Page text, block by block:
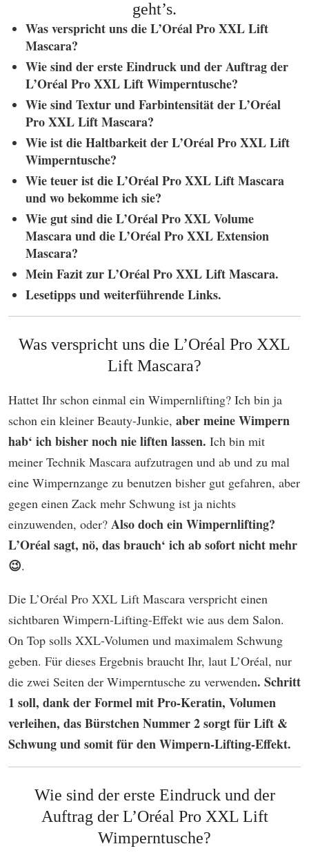
geht’s.
Was verspricht uns die L’Oréal Pro XXL Lift
Mascara?
Wie sind der erste Eindruck und der Auftrag der
L’Oréal Pro XXL Lift Wimperntusche?
Wie sind Textur und Farbintensität der L’Oréal
Pro XXL Lift Mascara?
Wie ist die Haltbarkeit der L’Oréal Pro XXL Lift
Wimperntusche?
Wie teuer ist die L’Oréal Pro XXL Lift Mascara
und wo bekomme ich sie?
Wie gut sind die L’Oréal Pro XXL Volume
Mascara und die L’Oréal Pro XXL Extension
Mascara?
Mein Fazit zur L’Oréal Pro XXL Lift Mascara.
Lesetipps und weiterführende Links.
Was verspricht uns die L’Oréal Pro XXL
Lift Mascara?
Hattet Ihr schon einmal ein Wimpernlifting? Ich bin ja
schon ein kleiner Beauty-Junkie, aber meine Wimpern
hab‘ ich bisher noch nie liften lassen. Ich bin mit
meiner Technik Mascara aufzutragen und ab und zu mal
eine Wimpernzange zu benutzen bisher gut gefahren, aber
gegen einen Zack mehr Schwung ist ja nichts
einzuwenden, oder? Also doch ein Wimpernlifting?
L’Oréal sagt, nö, das brauch‘ ich ab sofort nicht mehr
😉.
Die L’Oréal Pro XXL Lift Mascara verspricht einen
sichtbaren Wimpern-Lifting-Effekt wie aus dem Salon.
On Top solls XXL-Volumen und maximalem Schwung
geben. Für dieses Ergebnis braucht Ihr, laut L’Oréal, nur
die zwei Seiten der Wimperntusche zu verwenden. Schritt
1 soll, dank der Formel mit Pro-Keratin, Volumen
verleihen, das Bürstchen Nummer 2 sorgt für Lift &
Schwung und somit für den Wimpern-Lifting-Effekt.
Wie sind der erste Eindruck und der
Auftrag der L’Oréal Pro XXL Lift
Wimperntusche?